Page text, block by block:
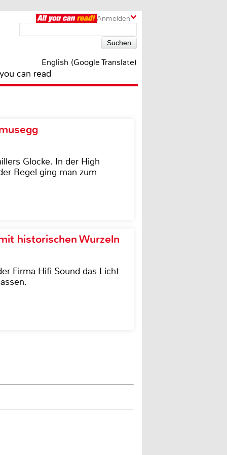
Anmelden
English (Google Translate)
can read
Glocke. In der High
Regel ging man zum
historischen Wurzeln
Firma Hifi Sound das Licht